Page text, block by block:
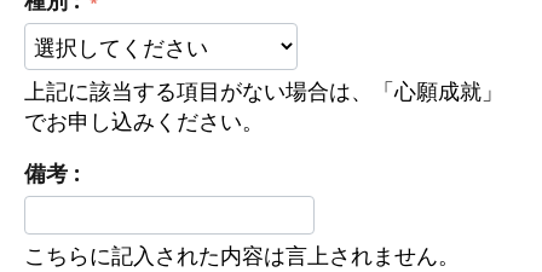
上記に該当する項目がない場合は、「心願成就」
でお申し込みください。
備考 :
こちらに記入された内容は言上されません。